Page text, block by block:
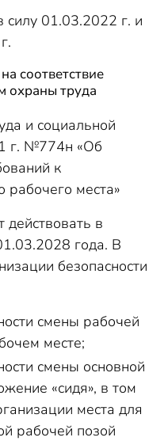
силу 01.03.2022 г. и
соответствие
охраны труда
и социальной
г. №774н «Об
к
рабочего места»
действовать в
года. В
безопасности
смены рабочей
месте;
смены основной
«сидя», в том
места для
рабочей позой